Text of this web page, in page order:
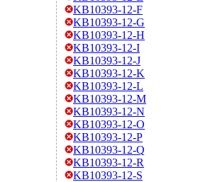
KB10393-12-F
KB10393-12-G
KB10393-12-H
KB10393-12-I
KB10393-12-J
KB10393-12-K
KB10393-12-L
KB10393-12-M
KB10393-12-N
KB10393-12-O
KB10393-12-P
KB10393-12-Q
KB10393-12-R
KB10393-12-S